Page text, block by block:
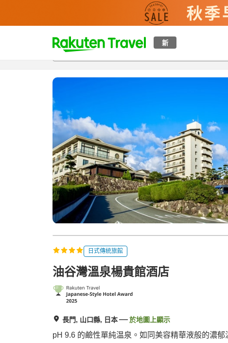
新
t
p
a
e
_
s
e
r
c
h
概覽房間及住宿方案 評價特色設施
日式傳統旅館
油谷灣溫泉楊貴館酒店
長門, 山口縣, 日本 於地圖上顯示
pH 9.6 的鹼性單純温泉。如同美容精華液般的濃